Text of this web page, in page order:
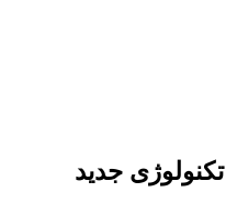
تکنولوژی جدید